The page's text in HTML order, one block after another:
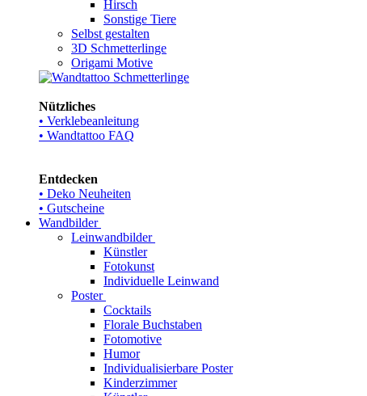
Hirsch
Sonstige Tiere
Selbst gestalten
3D Schmetterlinge
Origami Motive
Nützliches
• Verklebeanleitung
• Wandtattoo FAQ
Entdecken
• Deko Neuheiten
• Gutscheine
Wandbilder
Leinwandbilder
Künstler
Fotokunst
Individuelle Leinwand
Poster
Cocktails
Florale Buchstaben
Fotomotive
Humor
Individualisierbare Poster
Kinderzimmer